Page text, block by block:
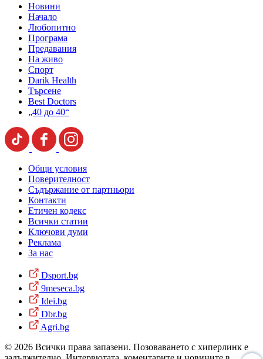
Новини
Начало
Любопитно
Програма
Предавания
На живо
Спорт
Darik Health
Търсене
Best Doctors
„40 до 40“
Общи условия
Поверителност
Съдържание от партньори
Контакти
Етичен кодекс
Всички статии
Ключови думи
Реклама
За нас
Dsport.bg
9meseca.bg
Idei.bg
Dbr.bg
Agri.bg
© 2026 Всички права запазени. Позоваването с хиперлинк е